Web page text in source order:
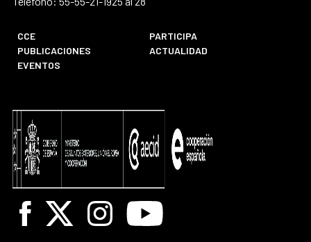
CCE
PARTICIPA
PUBLICACIONES
ACTUALIDAD
EVENTOS
Facebook
X InstagramYoutube